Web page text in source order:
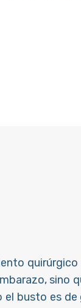
busto es